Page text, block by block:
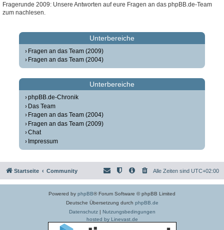
Fragerunde 2009: Unsere Antworten auf eure Fragen an das phpBB.de-Team
zum nachlesen.
Unterbereiche
Fragen an das Team (2009)
Fragen an das Team (2004)
Unterbereiche
phpBB.de-Chronik
Das Team
Fragen an das Team (2004)
Fragen an das Team (2009)
Chat
Impressum
Startseite Community Alle Zeiten sind UTC+02:00
Powered by phpBB® Forum Software © phpBB Limited
Deutsche Übersetzung durch phpBB.de
Datenschutz| Nutzungsbedingungen
hosted by Linevast.de